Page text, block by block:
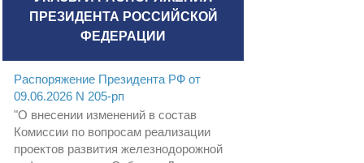
ПРЕЗИДЕНТА РОССИЙСКОЙ
ФЕДЕРАЦИИ
Распоряжение Президента РФ от
09.06.2026 N 205-рп
"О внесении изменений в состав
Комиссии по вопросам реализации
проектов развития железнодорожной